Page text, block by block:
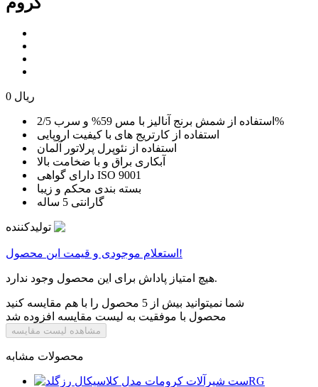
0 ریال
استفاده از شمش برنج آنالیز با مس 59% و سرب 2/5%
استفاده از کارتریج های با کیفیت اروپایی
استفاده از نئوپرل پرلاتور آلمان
آبکاری براق و با ضخامت بالا
دارای گواهی ISO 9001
بسته بندی محکم و زیبا
گارانتی 5 ساله
تولیدکننده
استعلام موجودی و قیمت این محصول!
هیچ امتیاز پاداش برای این محصول وجود ندارد.
شما نمیتوانید بیش از 5 محصول را با هم مقایسه کنید
محصول با موفقیت به لیست مقایسه افزوده شد
مشاهده لیست مقایسه
محصولات مشابه